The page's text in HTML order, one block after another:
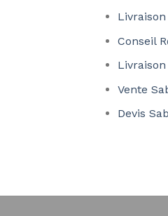
Conseil
Vente
Devis